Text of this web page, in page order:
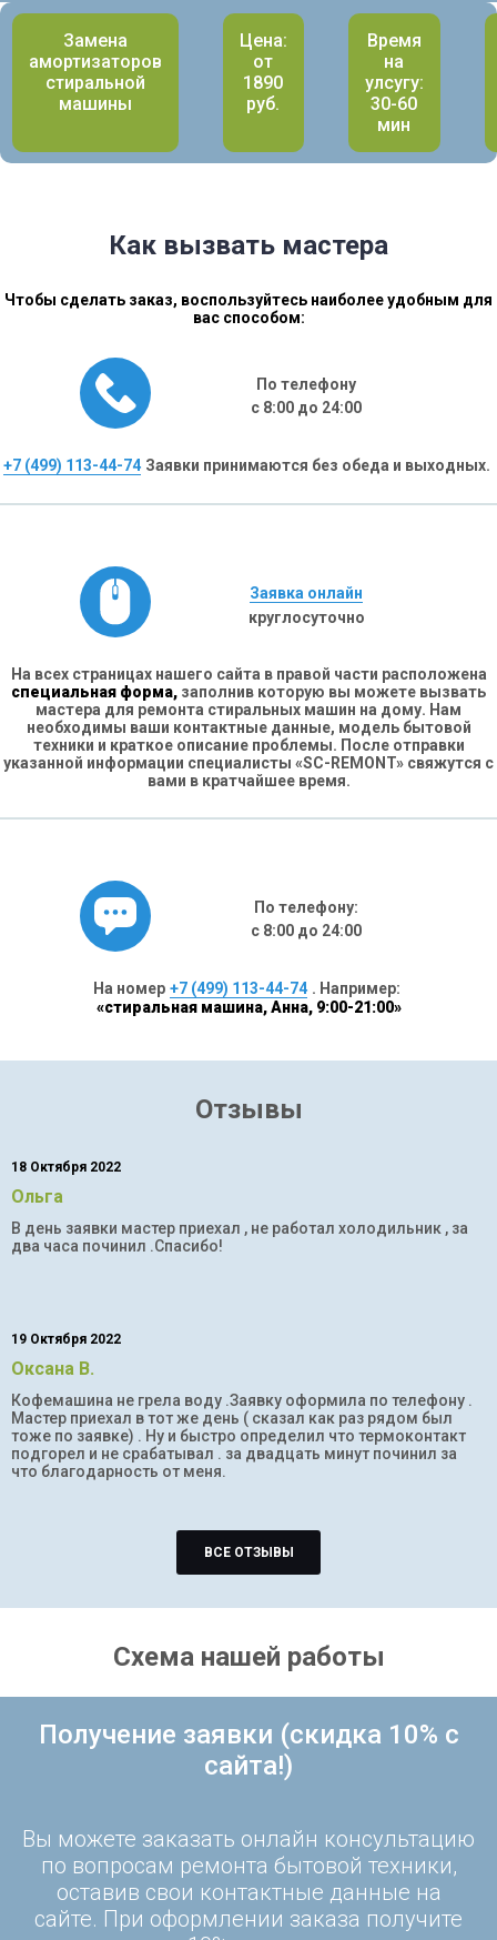
Замена
амортизаторов
стиральной
машины
Цена:
от
1890
руб.
Время
на
улсугу:
30-60
мин
Как вызвать мастера
Чтобы сделать заказ, воспользуйтесь наиболее удобным для
вас способом:
По телефону
с 8:00 до 24:00
+7 (499) 113-44-74 Заявки принимаются без обеда и выходных.
Заявка онлайн
круглосуточно
На всех страницах нашего сайта в правой части расположена
специальная форма, заполнив которую вы можете вызвать
мастера для ремонта стиральных машин на дому. Нам
необходимы ваши контактные данные, модель бытовой
техники и краткое описание проблемы. После отправки
указанной информации специалисты «SC-REMONT» свяжутся с
вами в кратчайшее время.
По телефону:
с 8:00 до 24:00
На номер +7 (499) 113-44-74 . Например:
«стиральная машина, Анна, 9:00-21:00»
Отзывы
18 Октября 2022
Ольга
В день заявки мастер приехал , не работал холодильник , за
два часа починил .Спасибо!
19 Октября 2022
Оксана В.
Кофемашина не грела воду .Заявку оформила по телефону .
Мастер приехал в тот же день ( сказал как раз рядом был
тоже по заявке) . Ну и быстро определил что термоконтакт
подгорел и не срабатывал . за двадцать минут починил за
что благодарность от меня.
ВСЕ ОТЗЫВЫ
Схема нашей работы
Получение заявки (скидка 10% с
сайта!)
Вы можете заказать онлайн консультацию
по вопросам ремонта бытовой техники,
оставив свои контактные данные на
сайте. При оформлении заказа получите